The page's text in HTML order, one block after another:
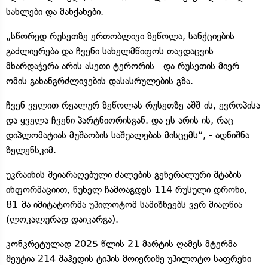
სახლები და მანქანები.
„სწორედ რუსეთზე ერთობლივი ზეწოლა, სანქციების
გაძლიერება და ჩვენი სახელმწიფოს თავდაცვის
მხარდაჭერა არის ასეთი ტერორის და რუსეთის მიერ
ომის გახანგრძლივების დასასრულების გზა.
ჩვენ ველით რეალურ ზეწოლას რუსეთზე აშშ-ის, ევროპისა
და ყველა ჩვენი პარტნიორისგან. და ეს არის ის, რაც
დიპლომატიას მუშაობის საშუალებას მისცემს“, - აღნიშნა
ზელენსკიმ.
უკრაინის შეიარაღებული ძალების გენერალური შტაბის
ინფორმაციით, წუხელ ჩამოაგდეს 114 რუსული დრონი,
81-მა იმიტატორმა უპილოტომ სამიზნეებს ვერ მიაღწია
(ლოკალურად დაიკარგა).
კონკრეტულად 2025 წლის 21 მარტის ღამეს მტერმა
შეუტია 214 შაჰედის ტიპის მოიერიშე უპილოტო საფრენი